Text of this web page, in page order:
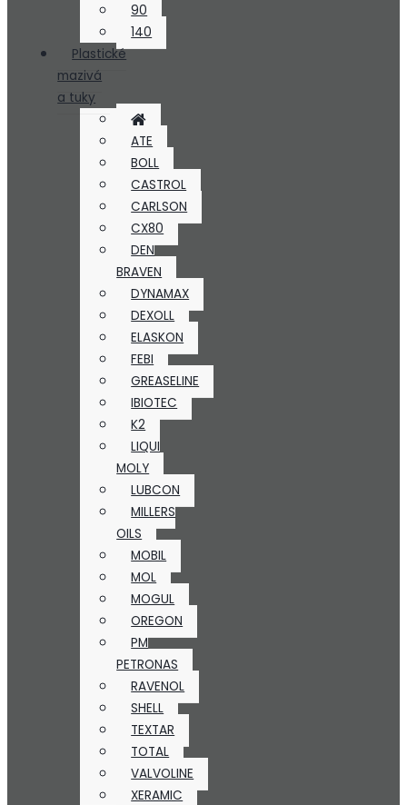
90
140
Plastické
mazivá
a tuky
ATE
BOLL
CASTROL
CARLSON
CX80
DEN
BRAVEN
DYNAMAX
DEXOLL
ELASKON
FEBI
GREASELINE
IBIOTEC
K2
LIQUI
MOLY
LUBCON
MILLERS
OILS
MOBIL
MOL
MOGUL
OREGON
PM
PETRONAS
RAVENOL
SHELL
TEXTAR
TOTAL
VALVOLINE
XERAMIC